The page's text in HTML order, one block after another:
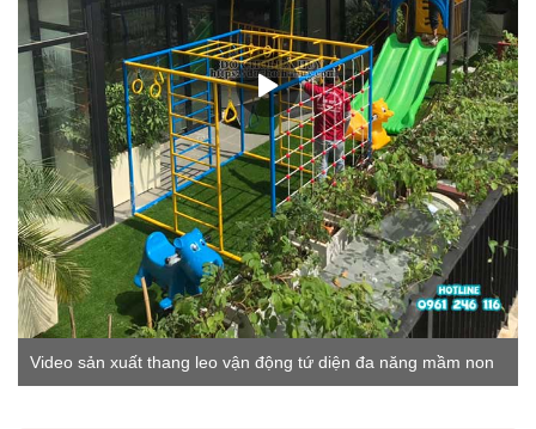
Video sản xuất thang leo vận động tứ diện đa năng mầm non